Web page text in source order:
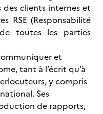
clients internes et
RSE (Responsabilité
toutes les parties
et
tant à l’écrit qu’à
y compris
Ses
de rapports,